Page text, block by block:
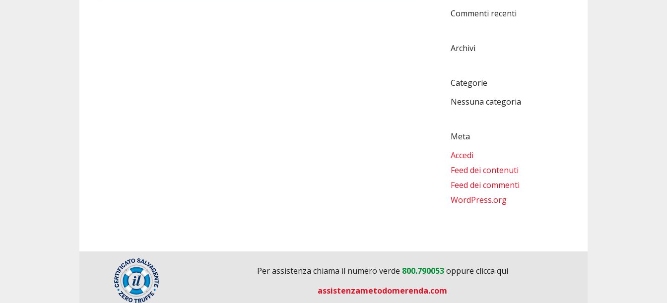
Commenti recenti
Archivi
Categorie
Nessuna categoria
Meta
Accedi
Feed dei contenuti
Feed dei commenti
WordPress.org
Per assistenza chiama il numero verde 800.790053oppure clicca qui
assistenzametodomerenda.com